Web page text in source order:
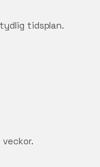
tidsplan.